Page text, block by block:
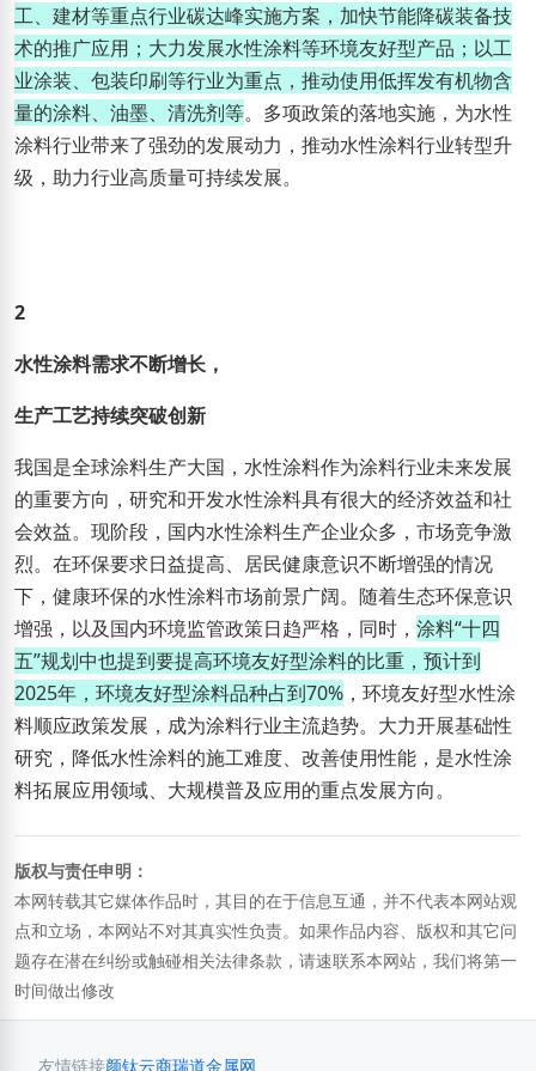
工、建材等重点行业碳达峰实施方案，加快节能降碳装备技
术的推广应用；大力发展水性涂料等环境友好型产品；以工
业涂装、包装印刷等行业为重点，推动使用低挥发有机物含
量的涂料、油墨、清洗剂等。多项政策的落地实施，为水性
涂料行业带来了强劲的发展动力，推动水性涂料行业转型升
级，助力行业高质量可持续发展。
2
水性涂料需求不断增长，
生产工艺持续突破创新
我国是全球涂料生产大国，水性涂料作为涂料行业未来发展
的重要方向，研究和开发水性涂料具有很大的经济效益和社
会效益。现阶段，国内水性涂料生产企业众多，市场竞争激
烈。在环保要求日益提高、居民健康意识不断增强的情况
下，健康环保的水性涂料市场前景广阔。随着生态环保意识
增强，以及国内环境监管政策日趋严格，同时， 涂料“十四
五”规划中也提到要提高环境友好型涂料的比重，预计到
2025年，环境友好型涂料品种占到70% ，环境友好型水性涂
料顺应政策发展，成为涂料行业主流趋势。大力开展基础性
研究，降低水性涂料的施工难度、改善使用性能，是水性涂
料拓展应用领域、大规模普及应用的重点发展方向。
版权与责任申明：
本网转载其它媒体作品时，其目的在于信息互通，并不代表本网站观
点和立场，本网站不对其真实性负责。如果作品内容、版权和其它问
题存在潜在纠纷或触碰相关法律条款，请速联系本网站，我们将第一
时间做出修改
友情链接颜钛云商瑞道金属网